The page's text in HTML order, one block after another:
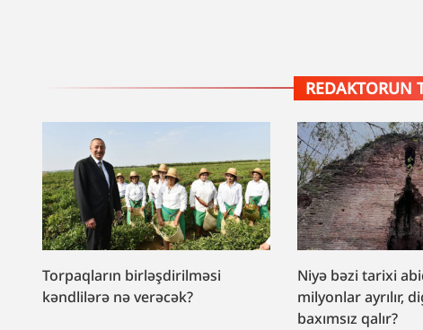
REDAKTORUN
Torpaqların birləşdirilməsi
kəndlilərə nə verəcək?
Niyə bəzi tarixi
milyonlar ayrılır,
baxımsız qalır?